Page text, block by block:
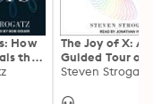
How
the
The Joy of X: A
Guided Tour of
from One to
Steven Strogatz